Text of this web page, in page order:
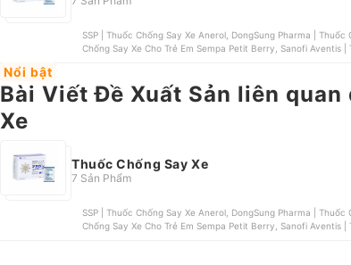
SSP | Thuốc Chống Say Xe Anerol, DongSung Pharma |
Chống Say Xe Cho Trẻ Em Sempa Petit Berry, Sanofi Aventis
Nổi bật
Bài Viết Đề Xuất Sản liên quan
Xe
Thuốc Chống Say Xe
7 Sản Phẩm
SSP | Thuốc Chống Say Xe Anerol, DongSung Pharma |
Chống Say Xe Cho Trẻ Em Sempa Petit Berry, Sanofi Aventis